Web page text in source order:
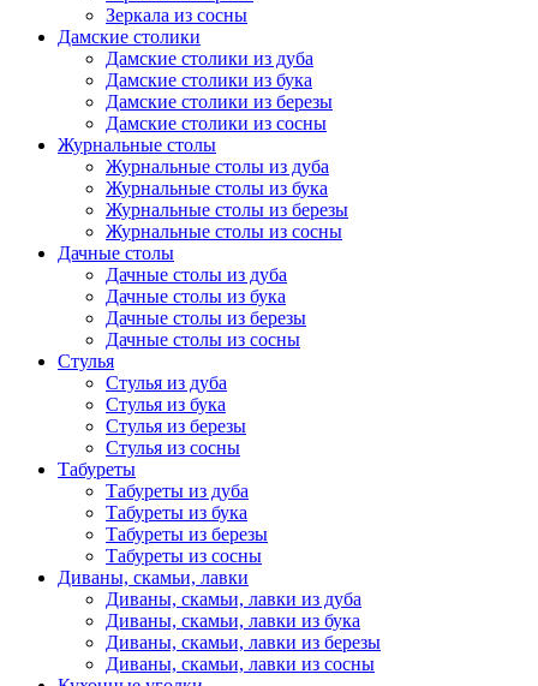
Зеркала из сосны
Дамские столики
Дамские столики из дуба
Дамские столики из бука
Дамские столики из березы
Дамские столики из сосны
Журнальные столы
Журнальные столы из дуба
Журнальные столы из бука
Журнальные столы из березы
Журнальные столы из сосны
Дачные столы
Дачные столы из дуба
Дачные столы из бука
Дачные столы из березы
Дачные столы из сосны
Стулья
Стулья из дуба
Стулья из бука
Стулья из березы
Стулья из сосны
Табуреты
Табуреты из дуба
Табуреты из бука
Табуреты из березы
Табуреты из сосны
Диваны, скамьи, лавки
Диваны, скамьи, лавки из дуба
Диваны, скамьи, лавки из бука
Диваны, скамьи, лавки из березы
Диваны, скамьи, лавки из сосны